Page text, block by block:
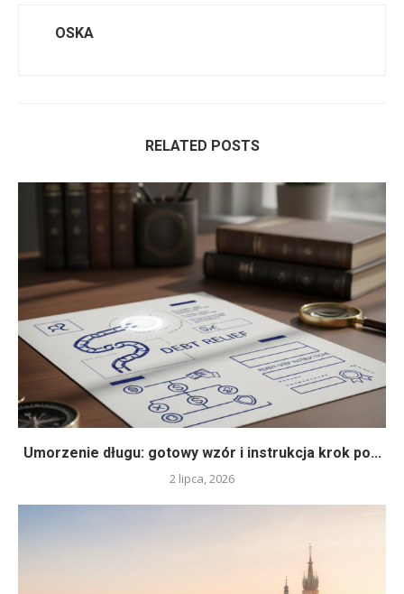
OSKA
RELATED POSTS
Umorzenie długu: gotowy wzór i instrukcja krok po...
2 lipca, 2026